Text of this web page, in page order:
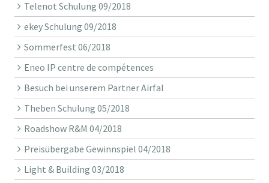
Telenot Schulung 09/2018
ekey Schulung 09/2018
Sommerfest 06/2018
Eneo IP centre de compétences
Besuch bei unserem Partner Airfal
Theben Schulung 05/2018
Roadshow R&M 04/2018
Preisübergabe Gewinnspiel 04/2018
Light & Building 03/2018